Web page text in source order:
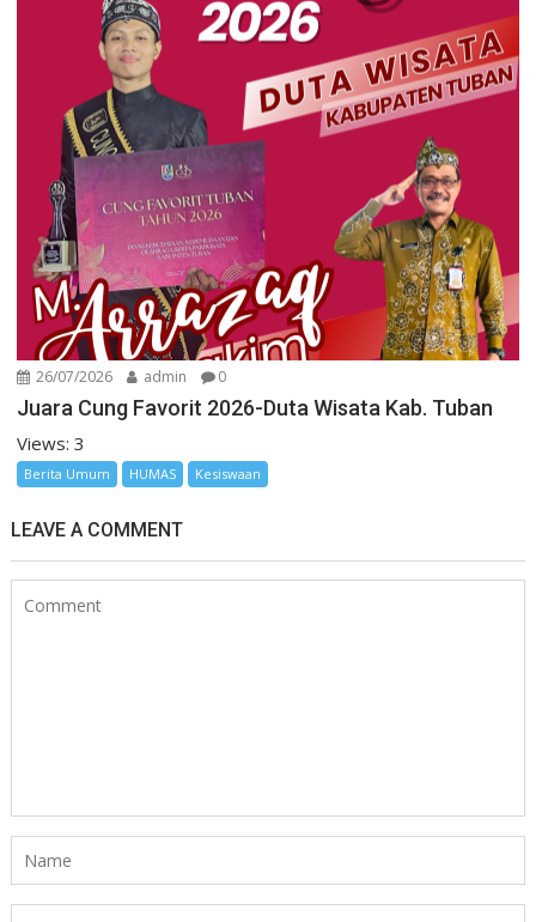
26/07/2026 admin 0
Juara Cung Favorit 2026-Duta Wisata Kab. Tuban
Views: 3
Berita Umum HUMAS Kesiswaan
LEAVE A COMMENT